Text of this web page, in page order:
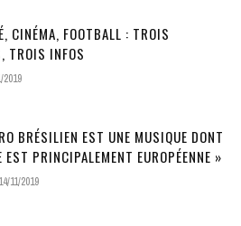
CINÉMA, FOOTBALL : TROIS
TROIS INFOS
2019
BRÉSILIEN EST UNE MUSIQUE DONT
EST PRINCIPALEMENT EUROPÉENNE »
14/11/2019